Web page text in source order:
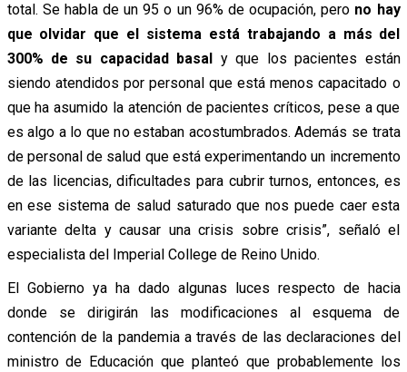
total. Se habla de un 95 o un 96% de ocupación, pero no hay
que olvidar que el sistema está trabajando a más del
300% de su capacidad basal
y que los pacientes están
siendo atendidos por personal que está menos capacitado o
que ha asumido la atención de pacientes críticos, pese a que
es algo a lo que no estaban acostumbrados. Además se trata
de personal de salud que está experimentando un incremento
de las licencias, dificultades para cubrir turnos, entonces, es
en ese sistema de salud saturado que nos puede caer esta
variante delta y causar una crisis sobre crisis”, señaló el
especialista del Imperial College de Reino Unido.
El Gobierno ya ha dado algunas luces respecto de hacia
donde se dirigirán las modificaciones al esquema de
contención de la pandemia a través de las declaraciones del
ministro de Educación que planteó que probablemente los